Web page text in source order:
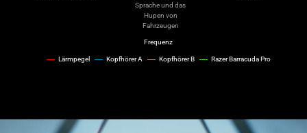
Sprache und das
Hupen von
Fahrzeugen
Frequenz
Lärmpegel Kopfhörer A Kopfhörer B Razer Barracuda Pro